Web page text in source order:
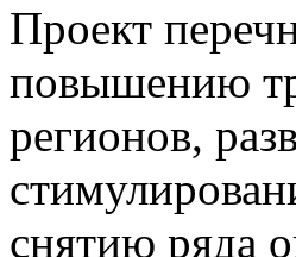
Проект
повышению
регионов,
снятию ряда